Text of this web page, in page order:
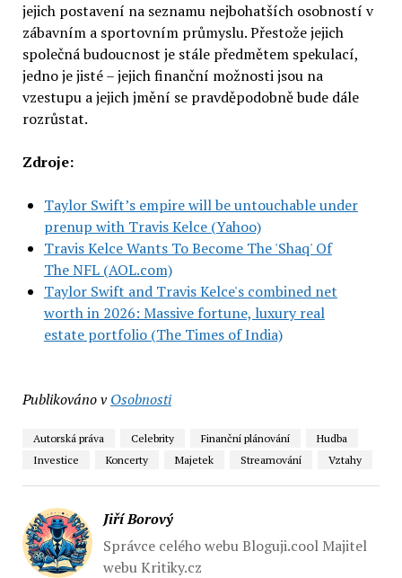
jejich postavení na seznamu nejbohatších osobností v
zábavním a sportovním průmyslu. Přestože jejich
společná budoucnost je stále předmětem spekulací,
jedno je jisté – jejich finanční možnosti jsou na
vzestupu a jejich jmění se pravděpodobně bude dále
rozrůstat.
Zdroje:
Taylor Swift’s empire will be untouchable under
prenup with Travis Kelce (Yahoo)
Travis Kelce Wants To Become The 'Shaq' Of
The NFL (AOL.com)
Taylor Swift and Travis Kelce's combined net
worth in 2026: Massive fortune, luxury real
estate portfolio (The Times of India)
Publikováno v Osobnosti
Autorská práva Celebrity Finanční plánování
Hudba
Investice
Koncerty Majetek Streamování Vztahy
Jiří Borový
Správce celého webu Bloguji.cool Majitel
webu Kritiky.cz